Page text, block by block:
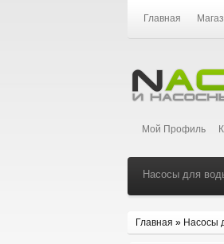
Главная
Мой Профиль
Насосы для
Главная » Насосы